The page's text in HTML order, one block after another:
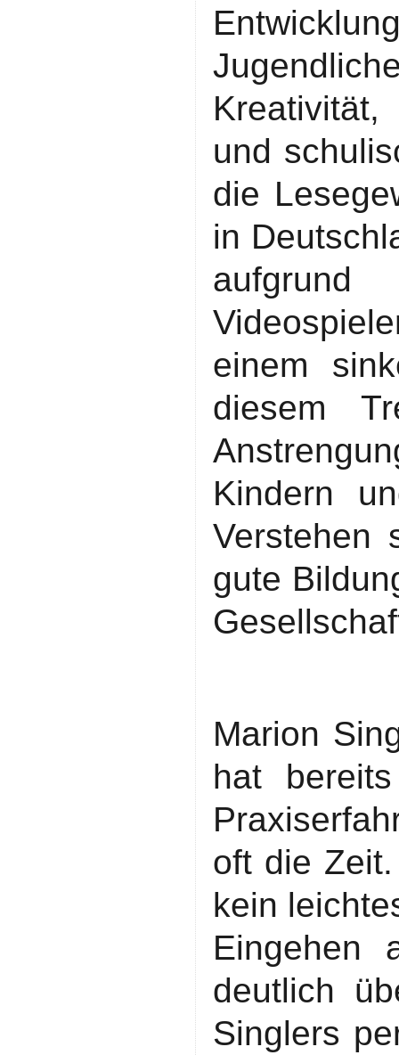
und
die
in
einem
diesem
Kindern
Verstehen
gute
Marion
hat
oft die
kein
Eingehen
deutlich
Singlers